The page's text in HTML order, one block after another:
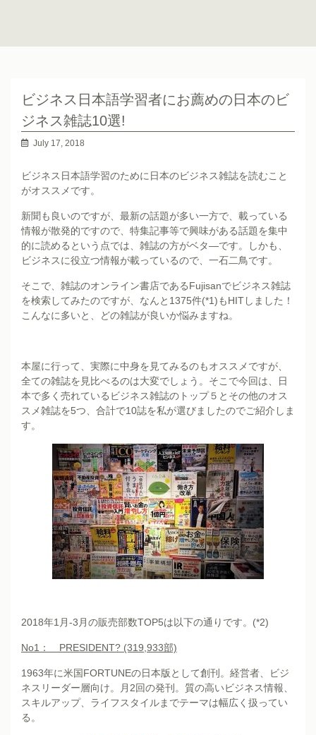
ビジネス日本語学習者にお薦めの日本のビ
ジネス雑誌10選!
July 17, 2018
ビジネス日本語学習のために日本のビジネス雑誌を読むこと
がオススメです。
新聞も良いのですが、最新の話題が多い一方で、載っている
情報が散発的ですので、特集記事等で興味がある話題を集中
的に読めるという点では、雑誌の方がベタ―です。しかも、
ビジネスに役立つ情報が載っているので、一石二鳥です。
そこで、雑誌のオンライン書店であるFujisanでビジネス雑誌
を検索してみたのですが、なんと1375件(*1)もHITしました！
こんなに多いと、どの雑誌が良いか悩みますね。
本屋に行って、実際に中身を見てみるのもオススメですが、
全ての雑誌を見比べるのは大変でしょう。そこで今回は、日
本で多く売れているビジネス雑誌のトップ５とその他のオス
スメ雑誌を5つ、合計で10誌を私が選びましたのでご紹介しま
す。
2018年1月-3月の販売部数TOP5は以下の通りです。(*2)
No1 ： PRESIDENT? (319,933部)
1963年に米国FORTUNEの日本版として創刊。経営者、ビジ
ネスリーダー層向け。月2回の発刊。質の高いビジネス情報、
スキルアップ、ライフスタイルまでテーマは幅広く扱ってい
る。